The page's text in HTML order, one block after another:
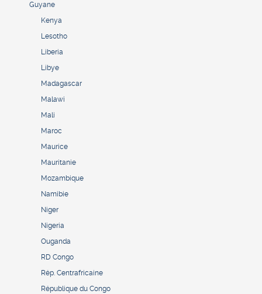
Guyane
Kenya
Lesotho
Liberia
Libye
Madagascar
Malawi
Mali
Maroc
Maurice
Mauritanie
Mozambique
Namibie
Niger
Nigeria
Ouganda
RD Congo
Rép. Centrafricaine
République du Congo